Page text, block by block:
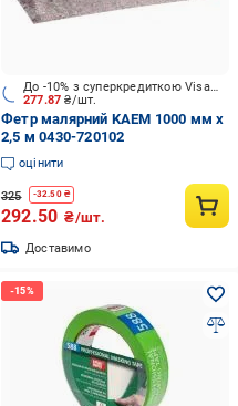
277.87₴/шт.
До -10% з суперкредиткою Visa Вигода
Фетр малярний KAEM 1000 мм x
2,5 м 0430-720102
оцінити
325 -32.50₴
292.50 ₴/шт.
Доставимо